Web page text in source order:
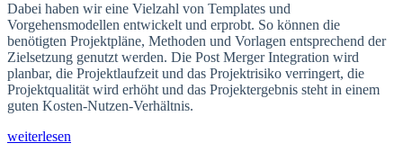
Dabei haben wir eine Vielzahl von Templates und
Vorgehensmodellen entwickelt und erprobt. So können die
benötigten Projektpläne, Methoden und Vorlagen entsprechend der
Zielsetzung genutzt werden. Die Post Merger Integration wird
planbar, die Projektlaufzeit und das Projektrisiko verringert, die
Projektqualität wird erhöht und das Projektergebnis steht in einem
guten Kosten-Nutzen-Verhältnis.
weiterlesen